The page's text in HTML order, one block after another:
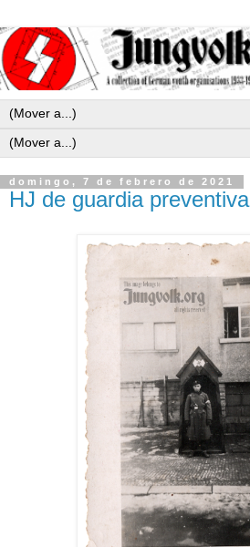
domingo, 7 de febrero de 2021
HJ de guardia preventiva